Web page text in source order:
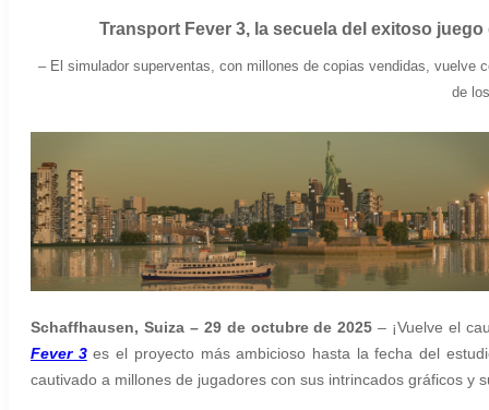
Transport Fever 3, la secuela del exitoso
– El simulador superventas, con millones de copias vendidas, vuelve
de
Schaffhausen, Suiza – 29 de octubre de 2025– ¡Vuelve el
Fever 3es el proyecto más ambicioso hasta la fecha del
cautivado a millones de jugadores con sus intrincados gráficos y